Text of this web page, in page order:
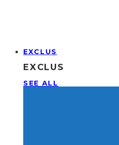
EXCLUS
EXCLUS
SEE ALL